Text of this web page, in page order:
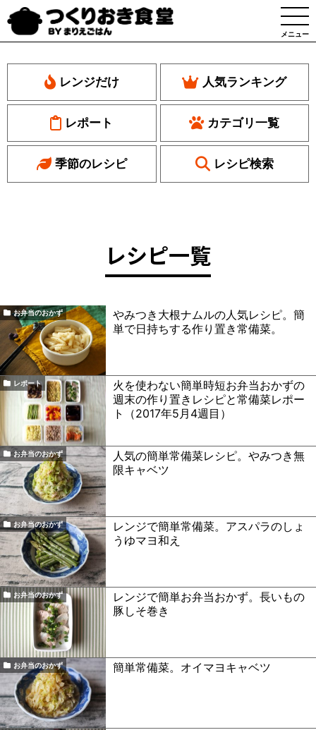
メニュー
レンジだけ 人気ランキング
レポート カテゴリ一覧
季節のレシピ レシピ検索
レシピ一覧
お弁当のおかず
やみつき大根ナムルの人気レシピ。簡
単で日持ちする作り置き常備菜。
レポート
火を使わない簡単時短お弁当おかずの
週末の作り置きレシピと常備菜レポー
ト（2017年5月4週目）
お弁当のおかず
人気の簡単常備菜レシピ。やみつき無
限キャベツ
お弁当のおかず
レンジで簡単常備菜。アスパラのしょ
うゆマヨ和え
お弁当のおかず
レンジで簡単お弁当おかず。長いもの
豚しそ巻き
お弁当のおかず 簡単常備菜。オイマヨキャベツ